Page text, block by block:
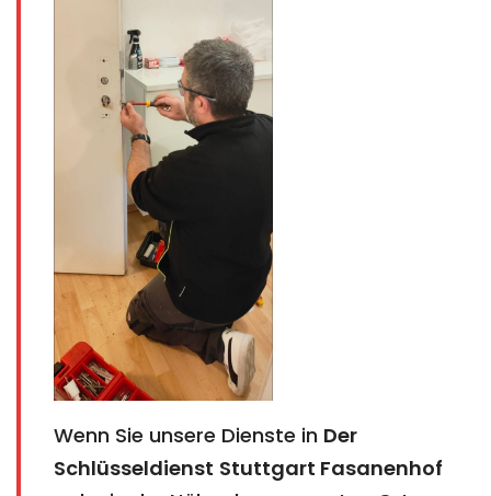
Wenn Sie unsere Dienste in Der
Schlüsseldienst Stuttgart Fasanenhof​​​​​​​​​​​​​​